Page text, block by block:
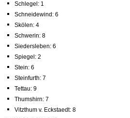
Schlegel: 1
Schneidewind: 6
Skölen: 4
Schwerin: 8
Siedersleben: 6
Spiegel: 2
Stein: 6
Steinfurth: 7
Tettau: 9
Thumshirn: 7
Vitzthum v. Eckstaedt: 8